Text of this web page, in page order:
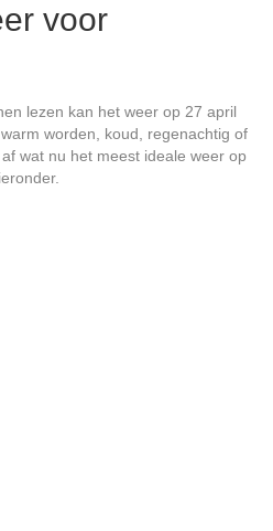
voor
lezen kan het weer op 27 april
worden, koud, regenachtig of
wat nu het meest ideale weer op